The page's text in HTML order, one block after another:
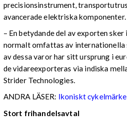
precisionsinstrument,
avancerade elektriska komponenter.
– En betydande del av exporten
normalt omfattas av internationella
av dessa varor har sitt ursprung i
de vidareexporteras via indiska
Strider Technologies.
ANDRA LÄSER: Ikoniskt
Stort frihandelsavtal